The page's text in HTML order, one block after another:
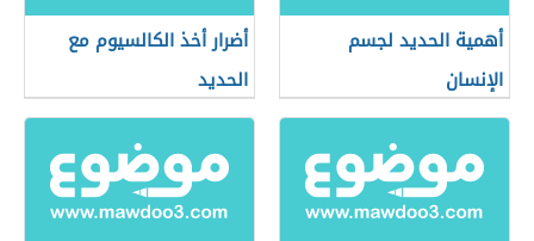
أهمية الحديد لجسم
الإنسان
أضرار أخذ الكالسيوم مع
الحديد